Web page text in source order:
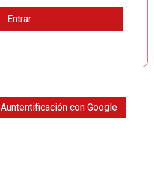
Auntentificación con Google